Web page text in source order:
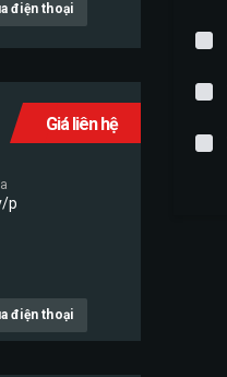
điện thoại
Giá liên hệ
p
điện thoại